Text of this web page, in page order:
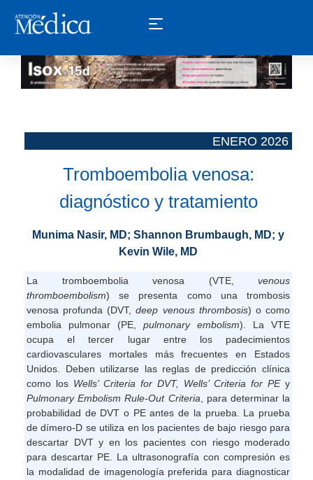
ENERO 2026 ­
Tromboembolia venosa:
diagnóstico y tratamiento
Munima Nasir, MD; Shannon Brumbaugh, MD; y
Kevin Wile, MD
La tromboembolia venosa (VTE, venous
thromboembolism) se presenta como una trombosis
venosa profunda (DVT,deep venous thrombosis) o como
embolia pulmonar (PE, pulmonary embolism). La VTE
ocupa el tercer lugar entre los padecimientos
cardiovasculares mortales más frecuentes en Estados
Unidos. Deben utilizarse las reglas de predicción clínica
como los Wells’ Criteria for DVT, Wells’ Criteria for PEy
Pulmonary Embolism Rule-Out Criteria, para determinar la
probabilidad de DVT o PE antes de la prueba. La prueba
de dímero-D se utiliza en los pacientes de bajo riesgo para
descartar DVT y en los pacientes con riesgo moderado
para descartar PE. La ultrasonografía con compresión es
la modalidad de imagenología preferida para diagnosticar